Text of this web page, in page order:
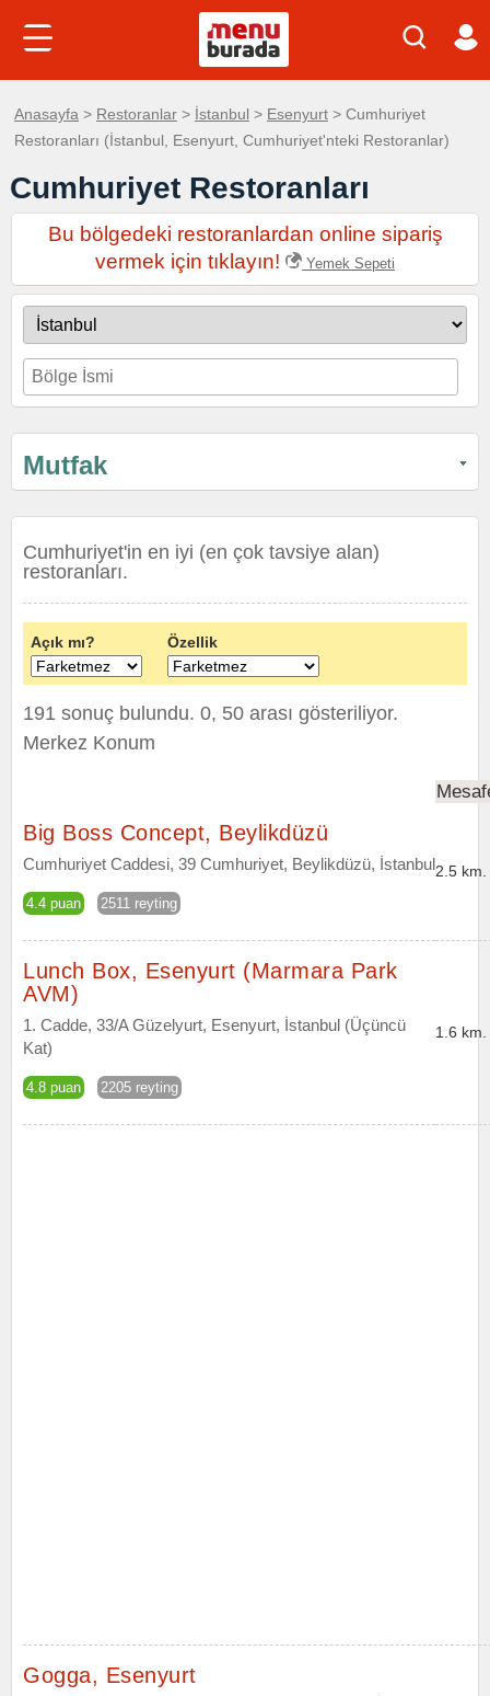
Anasayfa > Restoranlar > İstanbul > Esenyurt > Cumhuriyet
Restoranları (İstanbul, Esenyurt, Cumhuriyet'nteki Restoranlar)
Cumhuriyet Restoranları
Bu bölgedeki restoranlardan online sipariş
vermek için tıklayın!
Yemek Sepeti
Mutfak
Cumhuriyet'in en iyi (en çok tavsiye alan)
restoranları.
Açık mı? Özellik
191 sonuç bulundu. 0, 50 arası gösteriliyor.
Merkez Konum
Big Boss Concept, Beylikdüzü
Cumhuriyet Caddesi, 39 Cumhuriyet, Beylikdüzü, İstanbul
4.4 puan 2511 reyting
2.5 km.
Lunch Box, Esenyurt (Marmara Park
AVM)
1. Cadde, 33/A Güzelyurt, Esenyurt, İstanbul (Üçüncü
Kat)
4.8 puan 2205 reyting
1.6 km.
Gogga, Esenyurt